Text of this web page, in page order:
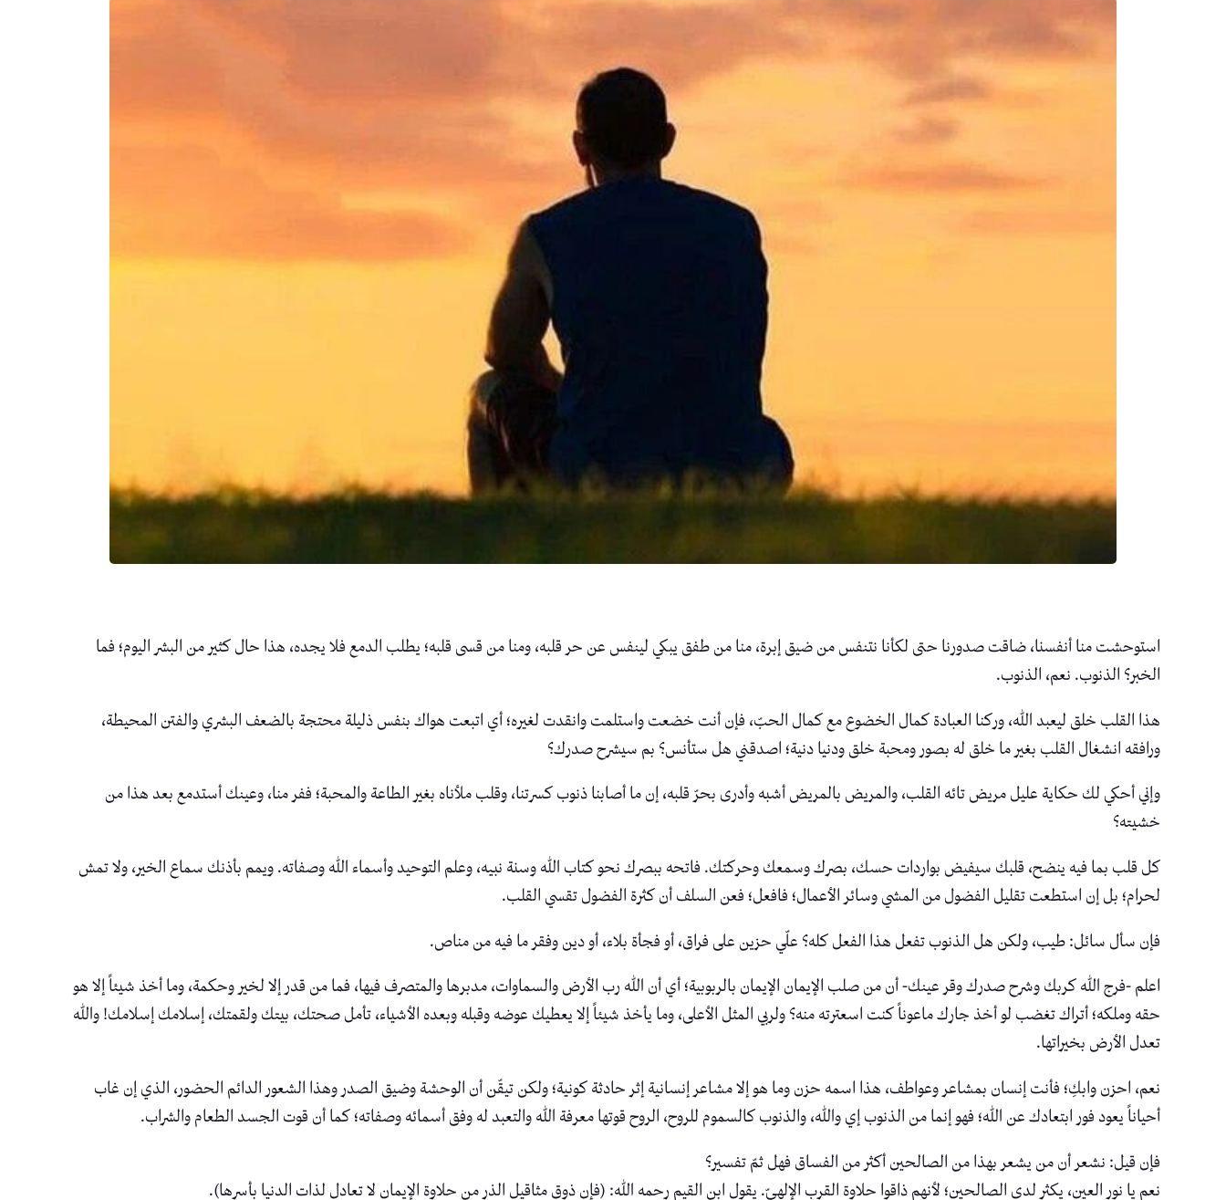
استوحشت منا أنفسنا، ضاقت صدورنا حتى لكأنا نتنفس من ضيق إبرة، منا من طفق يبكي لينفس عن حر قلبه، ومنا من قسى قلبه؛ يطلب الدمع فلا يجده، هذا حال كثير من البشر اليوم؛ فما
الخبر؟ الذنوب. نعم، الذنوب.
هذا القلب خلق ليعبد الله، وركنا العبادة كمال الخضوع مع كمال الحبّ، فإن أنت خضعت واستلمت وانقدت لغيره؛ أي اتبعت هواك بنفس ذليلة محتجة بالضعف البشري والفتن المحيطة،
ورافقه انشغال القلب بغير ما خلق له بصور ومحبة خلق ودنيا دنية؛ اصدقني هل ستأنس؟ بم سيشرح صدرك؟
وإني أحكي لك حكاية عليل مريض تائه القلب، والمريض بالمريض أشبه وأدرى بحرّ قلبه، إن ما أصابنا ذنوب كسرتنا، وقلب ملأناه بغير الطاعة والمحبة؛ ففر منا، وعينك أستدمع بعد هذا من
خشيته؟
كل قلب بما فيه ينضح، قلبك سيفيض بواردات حسك، بصرك وسمعك وحركتك. فاتحه ببصرك نحو كتاب الله وسنة نبيه، وعلم التوحيد وأسماء الله وصفاته. ويمم بأذنك سماع الخير، ولا تمش
لحرام؛ بل إن استطعت تقليل الفضول من المشي وسائر الأعمال؛ فافعل؛ فعن السلف أن كثرة الفضول تقسي القلب.
فإن سأل سائل: طيب، ولكن هل الذنوب تفعل هذا الفعل كله؟ علّي حزين على فراق، أو فجأة بلاء، أو دين وفقر ما فيه من مناص.
اعلم -فرج الله كربك وشرح صدرك وقر عينك- أن من صلب الإيمان الإيمان بالربوبية؛ أي أن الله رب الأرض والسماوات، مدبرها والمتصرف فيها، فما من قدر إلا لخير وحكمة، وما أخذ شيئاً إلا هو
حقه وملكه؛ أتراك تغضب لو أخذ جارك ماعوناً كنت اسعترته منه؟ ولربي المثل الأعلى، وما يأخذ شيئاً إلا يعطيك عوضه وقبله وبعده الأشياء، تأمل صحتك، بيتك ولقمتك، إسلامك إسلامك! والله
تعدل الأرض بخيراتها.
نعم، احزن وابكِ؛ فأنت إنسان بمشاعر وعواطف، هذا اسمه حزن وما هو إلا مشاعر إنسانية إثر حادثة كونية؛ ولكن تيقّن أن الوحشة وضيق الصدر وهذا الشعور الدائم الحضور، الذي إن غاب
أحياناً يعود فور ابتعادك عن الله؛ فهو إنما من الذنوب إي والله، والذنوب كالسموم للروح، الروح قوتها معرفة الله والتعبد له وفق أسمائه وصفاته؛ كما أن قوت الجسد الطعام والشراب.
فإن قيل: نشعر أن من يشعر بهذا من الصالحين أكثر من الفساق فهل ثمّ تفسير؟
نعم يا نور العين، يكثر لدى الصالحين؛ لأنهم ذاقوا حلاوة القرب الإلهيّ. يقول ابن القيم رحمه الله: (فإن ذوق مثاقيل الذر من حلاوة الإيمان لا تعادل لذات الدنيا بأسرها).